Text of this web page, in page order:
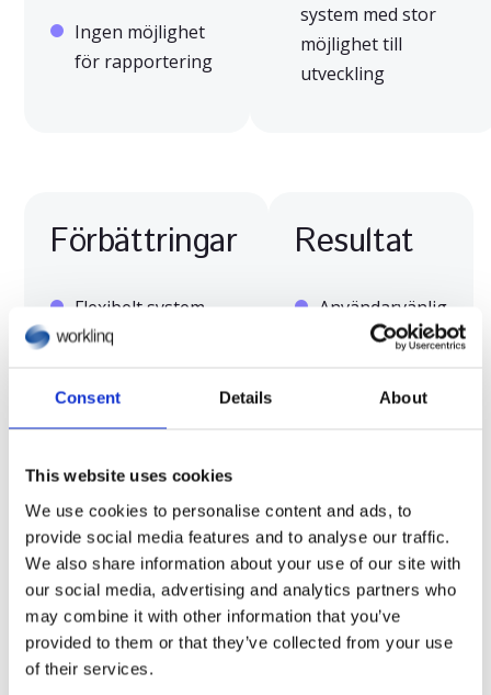
Consent Details About
This website uses cookies
We use cookies to personalise content and ads, to
provide social media features and to analyse our traffic.
We also share information about your use of our site with
our social media, advertising and analytics partners who
may combine it with other information that you’ve
provided to them or that they’ve collected from your use
of their services.
Ingen möjlighet
för rapportering
system med stor
möjlighet till
utveckling
Förbättringar
Flexibelt system
som stödjer lokala
konton/balanser
(Timebank)
Modernt
användargränssnitt,
inklusive möjlighet
för mobillösning
Eget business
intelligence-
datalager med
Resultat
Användarvänlig
administration
tidsredovisning
Komplett
översikt över
tillgänglighet
och frånvaro
bland de
anställda